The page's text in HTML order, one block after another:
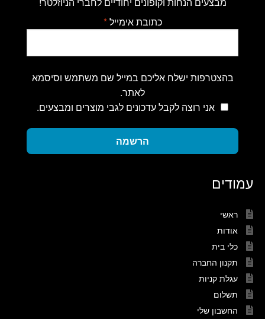
כתובת אימייל*
בהצטרפות ישלח אליכם במייל שם משתמש וסיסמא
לאתר.
אני רוצה לקבל עדכונים לגבי מוצרים ומבצעים.
הרשמה
עמודים
ראשי
אודות
כלי בית
תקנון החברה
עגלת קניות
תשלום
החשבון שלי